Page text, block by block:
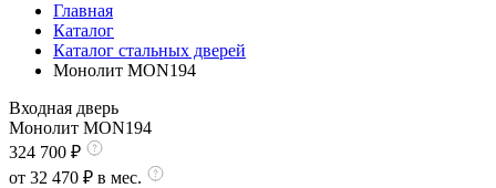
Главная
Каталог
Каталог стальных дверей
Монолит MON194
Входная дверь
Монолит MON194
324 700 ₽
от 32 470 ₽ в мес.